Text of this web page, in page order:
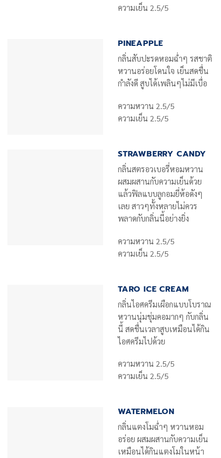
ความเย็น 2.5/5
PINEAPPLE
กลิ่นสับปะรดหอมฉ่ำๆ รสชาติ
หวานอร่อยโดนใจ เย็นสดชื่น
กำลังดี สูบได้เพลินๆไม่มีเบื่อ
ความหวาน 2.5/5
ความเย็น 2.5/5
STRAWBERRY CANDY
กลิ่นสตรอวเบอรี่หอมหวาน
ผสมผสานกับความเย็นด้วย
แล้วฟิลแบบลูกอมยี่ห้อดังๆ
เลย สาวๆทั้งหลายไม่ควร
พลาดกับกลิ่นนี้อย่างยิ่ง
ความหวาน 2.5/5
ความเย็น 2.5/5
TARO ICE CREAM
กลิ่นไอศครีมเผือกแบบโบราณ
หวานนุ่มชุ่มคอมากๆ กับกลิ่น
นี้ สดชื่นเวลาสูบเหมือนได้กิน
ไอศครีมไปด้วย
ความหวาน 2.5/5
ความเย็น 2.5/5
WATERMELON
กลิ่นแตงโมฉ่ำๆ หวานหอม
อร่อย ผสมผสานกับความเย็น
เหมือนได้กินแตงโมในหน้า